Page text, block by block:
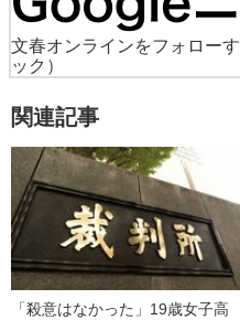
文春オンラインをフォロー
ック）
関連記事
「殺意はなかった」19歳女子高